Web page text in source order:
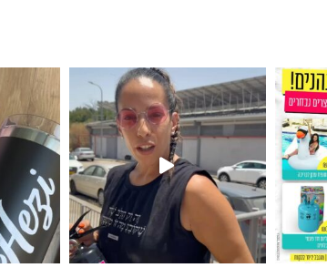
!! קיים
ענקית שכול אחד צריך! קיימת באתר ובסני
המוצר הכי מבוקש שלנו מטף